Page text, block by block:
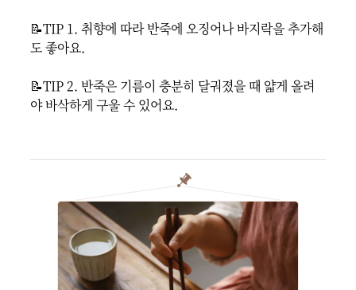
📝TIP 1. 취향에 따라 반죽에 오징어나 바지락을 추가해
도 좋아요.
📝TIP 2. 반죽은 기름이 충분히 달궈졌을 때 얇게 올려
야 바삭하게 구울 수 있어요.